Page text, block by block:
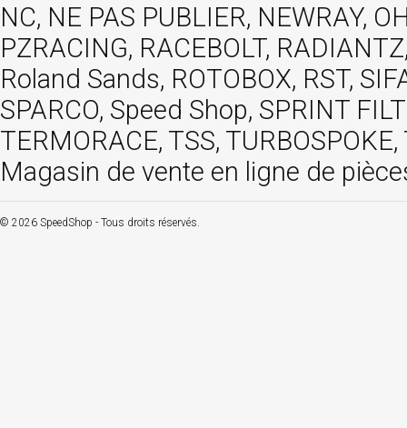
NC, NE PAS PUBLIER, NEWRAY,
PZRACING, RACEBOLT,
Roland Sands, ROTOBOX, RST,
SPARCO, Speed Shop, SPRINT
TERMORACE, TSS,
Magasin de vente en ligne de
© 2026 SpeedShop - Tous droits réservés.